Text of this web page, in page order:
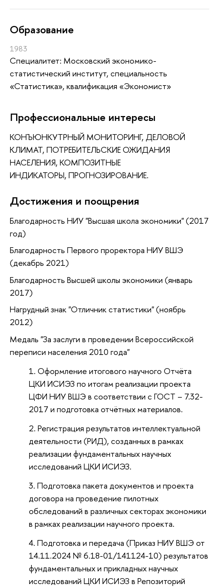
Oбразование
1983
Специалитет: Московский экономико-
статистический институт, специальность
«Статистика», квалификация «Экономист»
Профессиональные интересы
КОНЪЮНКУТРНЫЙ МОНИТОРИНГ, ДЕЛОВОЙ
КЛИМАТ, ПОТРЕБИТЕЛЬСКИЕ ОЖИДАНИЯ
НАСЕЛЕНИЯ, КОМПОЗИТНЫЕ
ИНДИКАТОРЫ, ПРОГНОЗИРОВАНИЕ.
Достижения и поощрения
Благодарность НИУ "Высшая школа экономики" (2017
год)
Благодарность Первого проректора НИУ ВШЭ
(декабрь 2021)
Благодарность Высшей школы экономики (январь
2017)
Нагрудный знак "Отличник статистики" (ноябрь
2012)
Медаль "За заслуги в проведении Всероссийской
переписи населения 2010 года"
Оформление итогового научного Отчёта
ЦКИ ИСИЭЗ по итогам реализации проекта
ЦФИ НИУ ВШЭ в соответствии с ГОСТ – 7.32-
2017 и подготовка отчётных материалов.
Регистрация результатов интеллектуальной
деятельности (РИД), созданных в рамках
реализации фундаментальных научных
исследований ЦКИ ИСИЭЗ.
Подготовка пакета документов и проекта
договора на проведение пилотных
обследований в различных секторах экономики
в рамках реализации научного проекта.
Подготовка и передача (Приказ НИУ ВШЭ от
14.11.2024 № 6.18-01/141124-10) результатов
фундаментальных и прикладных научных
исследований ЦКИ ИСИЭЗ в Репозиторий